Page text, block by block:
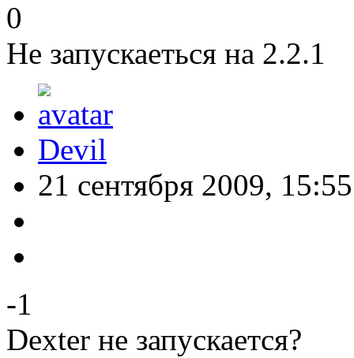
0
Не запускаеться на 2.2.1
Devil
21 сентября 2009, 15:55
-1
Dexter не запускается?